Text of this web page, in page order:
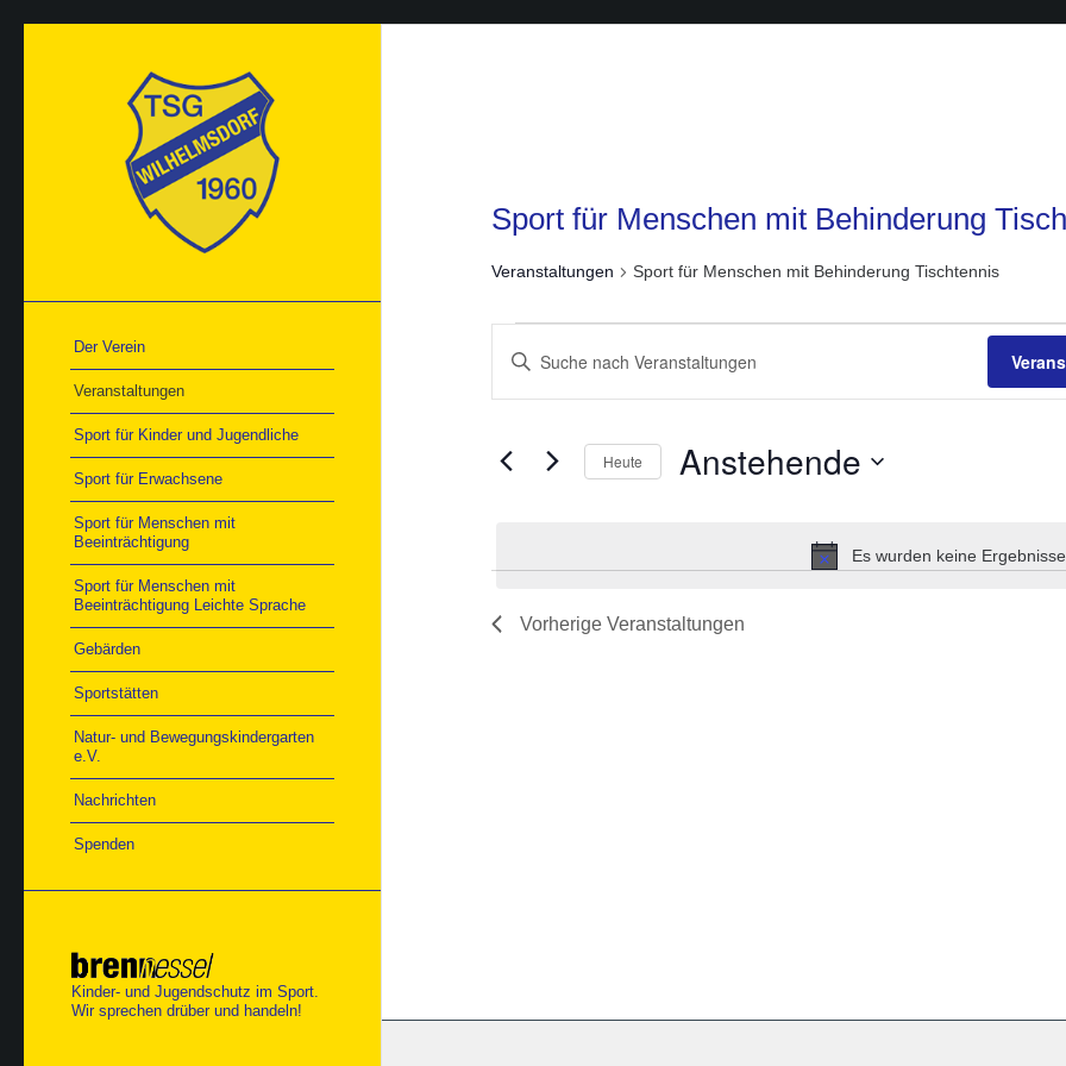
Der Verein
Veranstaltungen
Sport für Kinder und Jugendliche
Sport für Erwachsene
Sport für Menschen mit
Beeinträchtigung
Sport für Menschen mit
Beeinträchtigung Leichte Sprache
Gebärden
Sportstätten
Natur- und Bewegungskindergarten
e.V.
Nachrichten
Spenden
Kinder- und Jugendschutz im Sport.
Wir sprechen drüber und handeln!
Sport für Menschen mit Behinderung
Veranstaltungen Sport für Menschen mit Behinderung Tischtennis
Hinweis
Es wurden keine
Suche
Ansichten,
Bitte
Schlüsselwort
eingeben.
nach
Veranstaltungen
Heute Anstehende
Vorherige Veranstaltungen